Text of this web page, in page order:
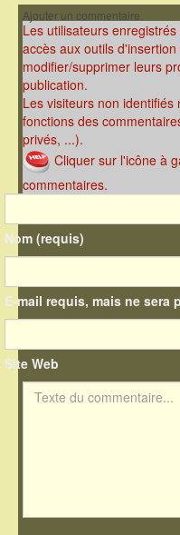
Ajouter un commentaire
Les utilisateurs
accès aux outils
modifier/supprimer leurs
publication.
Les visiteurs non
fonctions des
privés, ...).
Cliquer sur l'icône à
commentaires.
Nom (requis)
E-mail requis, mais ne sera
Site Web
Texte du commentaire